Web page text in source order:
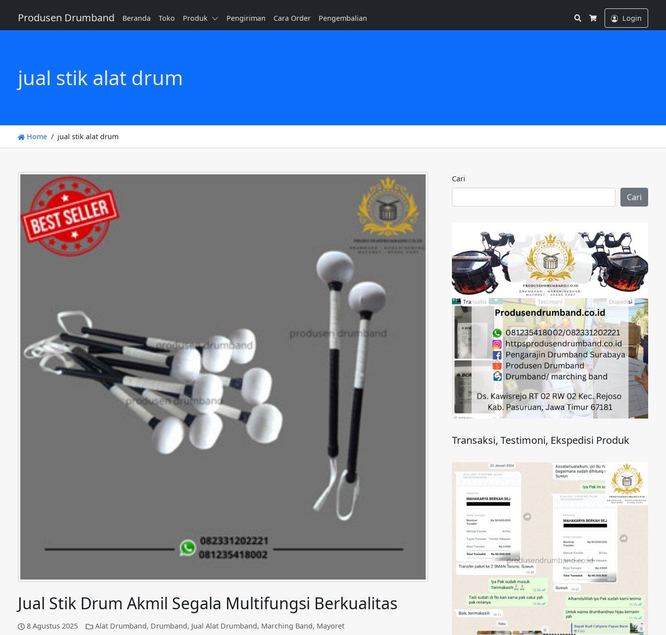
Produsen Drumband Beranda Toko Produk Pengiriman Cara Order Pengembalian
Search
Cart
Login
jual stik alat drum
Home jual stik alat drum
Jual Stik Drum Akmil Segala Multifungsi Berkualitas
8 Agustus 2025 Alat Drumband, Drumband, Jual Alat Drumband, Marching Band, Mayoret
Cari
Cari
Transaksi, Testimoni, Ekspedisi Produk